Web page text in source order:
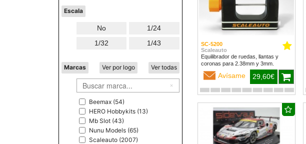
Escala
No
1/24
1/32
1/43
Marcas Ver por logo Ver todas
Beemax (54)
HERO Hobbykits (13)
Mb Slot (43)
Nunu Models (65)
Scaleauto (2007)
SC-5200
Scaleauto
Equilibrador de ruedas, llantas y
coronas para 2.38mm y 3mm.
Avísame 29,60€